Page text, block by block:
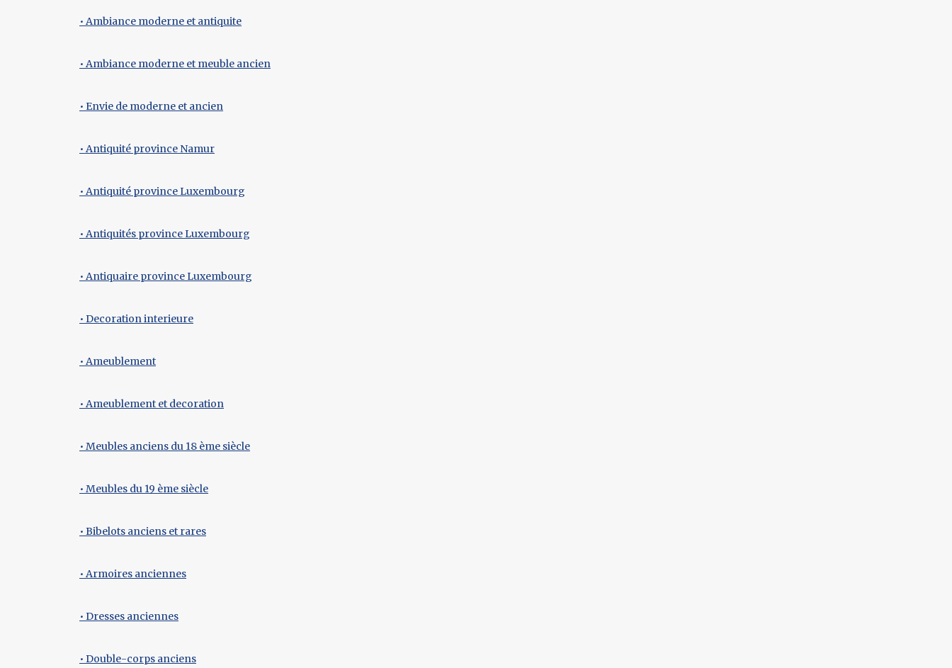
• Ambiance moderne et antiquite
• Ambiance moderne et meuble ancien
• Envie de moderne et ancien
• Antiquité province Namur
• Antiquité province Luxembourg
• Antiquités province Luxembourg
• Antiquaire province Luxembourg
• Decoration interieure
• Ameublement
• Ameublement et decoration
• Meubles anciens du 18 ème siècle
• Meubles du 19 ème siècle
• Bibelots anciens et rares
• Armoires anciennes
• Dresses anciennes
• Double-corps anciens